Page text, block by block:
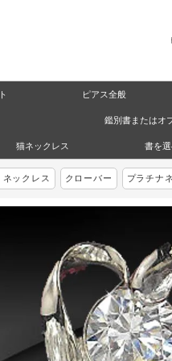
ピアス全般
猫ネックレス
鑑別書またはオ
書を
ネックレス クローバー プラチナ